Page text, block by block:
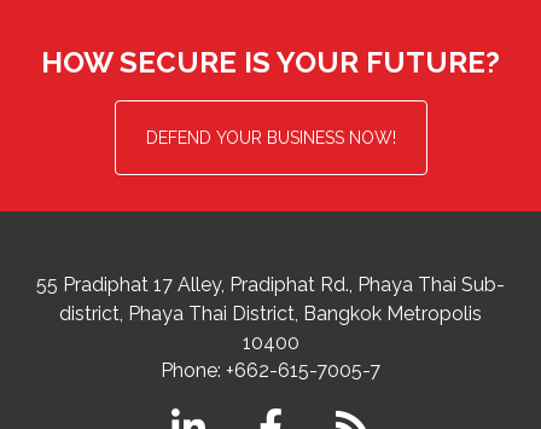
HOW SECURE IS YOUR FUTURE?
DEFEND YOUR BUSINESS NOW!
55 Pradiphat 17 Alley, Pradiphat Rd., Phaya Thai Sub-
district Phaya Thai District, Bangkok Metropolis
10400
Phone: +662-615-7005-7